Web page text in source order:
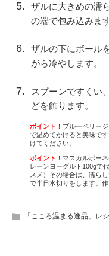
ザルに大きめの濡
の端で包み込みます
ザルの下にボール
がら冷やします。
スプーンですくい
どを飾ります。
ポイント！ ブルーベリー
で温めてかけると美味で
けてください。
ポイント！ マスカルポー
レーンヨーグルト100gで
スメ）その場合は、濡ら
で半日水切りをします。
「こころ温まる逸品」レ